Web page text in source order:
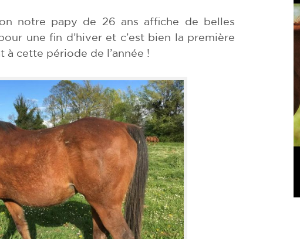
notre papy de 26 ans affiche de belles
une fin d’hiver et c’est bien la première
à cette période de l’année !